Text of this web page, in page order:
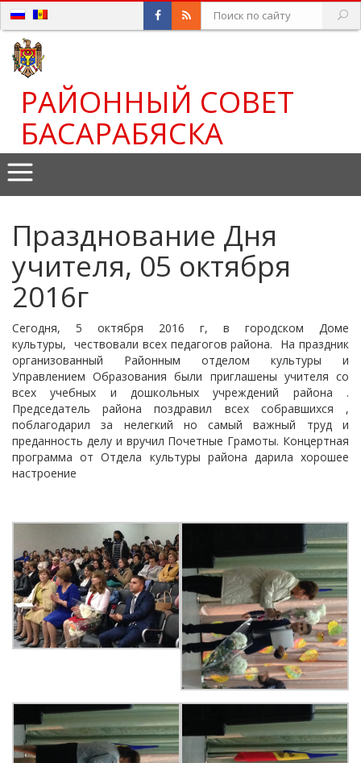
РАЙОННЫЙ СОВЕТ
БАСАРАБЯСКА
Празднование Дня
учителя, 05 октября
2016г
Сегодня, 5 октября 2016 г, в городском Доме
культуры, чествовали всех педагогов района. На праздник
организованный Районным отделом культуры и
Управлением Образования были приглашены учителя со
всех учебных и дошкольных учреждений района .
Председатель района поздравил всех собравшихся ,
поблагодарил за нелегкий но самый важный труд и
преданность делу и вручил Почетные Грамоты. Концертная
программа от Отдела культуры района дарила хорошее
настроение